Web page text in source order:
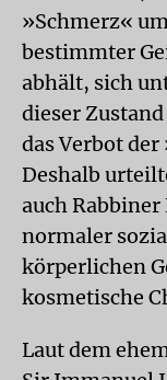
»Schmerz«
bestimmter
abhält, sich
dieser
das Verbot
Deshalb
auch
normaler
körperlichen
kosmetische
Laut dem